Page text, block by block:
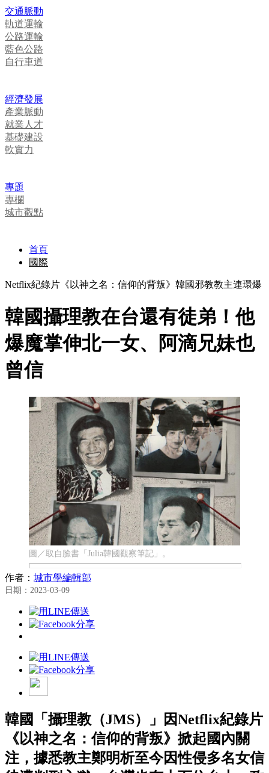
交通脈動
軌道運輸
公路運輸
藍色公路
自行車道
經濟發展
產業脈動
就業人才
基礎建設
軟實力
專題
專欄
城市觀點
首頁
國際
Netflix紀錄片《以神之名：信仰的背叛》韓國邪教教主連環爆
韓國攝理教在台還有徒弟！他
爆魔掌伸北一女、阿滴兄妹也
曾信
圖／取自臉書「Julia韓國觀察筆記」。
作者： 城市學編輯部
日期：2023-03-09
韓國「攝理教（JMS）」因Netflix紀錄片
《以神之名：信仰的背叛》掀起國內關
注，據悉教主鄭明析至今因性侵多名女信